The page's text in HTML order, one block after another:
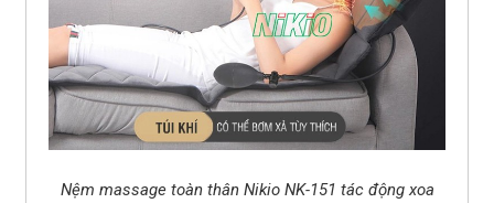
Nệm massage toàn thân Nikio NK-151 tác động xoa